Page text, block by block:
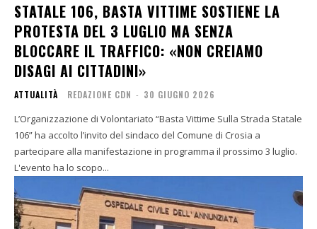
STATALE 106, BASTA VITTIME SOSTIENE LA
PROTESTA DEL 3 LUGLIO MA SENZA
BLOCCARE IL TRAFFICO: «NON CREIAMO
DISAGI AI CITTADINI»
ATTUALITÀ REDAZIONE CDN - 30 GIUGNO 2026
L’Organizzazione di Volontariato “Basta Vittime Sulla Strada Statale
106” ha accolto l’invito del sindaco del Comune di Crosia a
partecipare alla manifestazione in programma il prossimo 3 luglio.
L'evento ha lo scopo...